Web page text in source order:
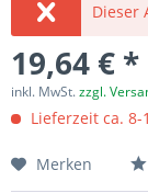
Dieser
19,64 € *
inkl. MwSt.zzgl.
Lieferzeit ca. 8-
Merken